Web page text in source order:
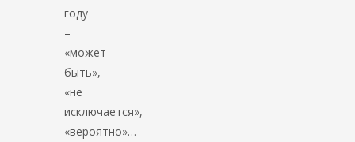
году
–
«может
быть»,
«не
исключается»,
«вероятно»…